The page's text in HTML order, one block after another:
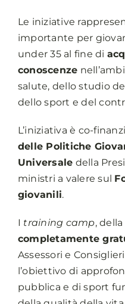
Le iniziative
importante per
under 35 al fine di
conoscenze
salute, dello studio
dello sport e del
L’iniziativa è co-
delle Politiche
Universale della
ministri a valere sul
giovanili.
I training camp,
completamente
Assessori e
l’obiettivo di
pubblica e di sport